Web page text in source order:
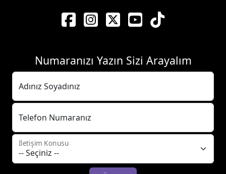
Numaranızı Yazın Sizi Arayalım
Adınız Soyadınız
Telefon Numaranız
İletişim Konusu